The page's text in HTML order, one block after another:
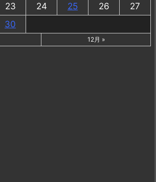
23 24 25 26
27
30
12月 »